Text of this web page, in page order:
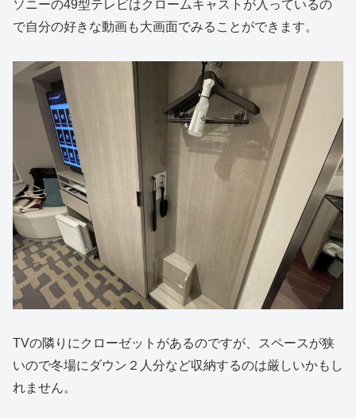
ソニーの49型テレビはクロームキャストが入っているの
で自分の好きな動画も大画面でみることができます。
TVの隣りにクローゼットがあるのですが、スペースが狭
いので冬場にダウン２人分など収納するのは厳しいかもし
れません。